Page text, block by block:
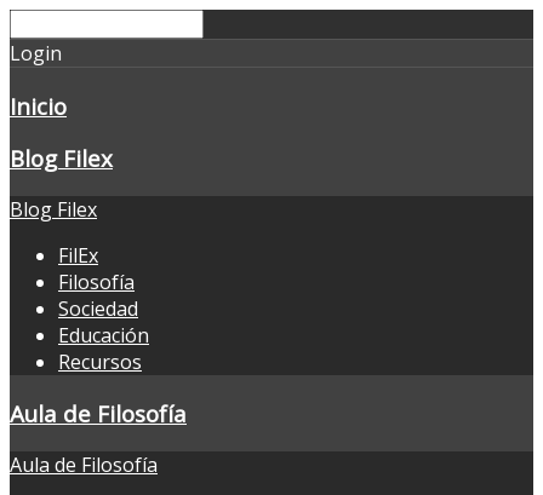
Login
Inicio
Blog Filex
Blog Filex
FilEx
Filosofía
Sociedad
Educación
Recursos
Aula de Filosofía
Aula de Filosofía